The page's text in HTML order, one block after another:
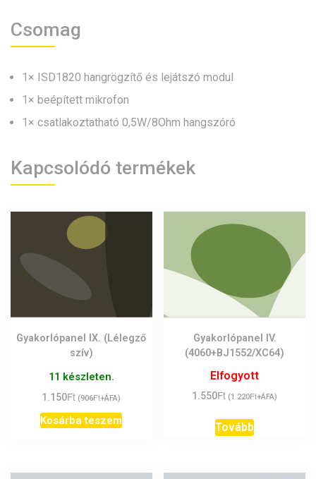
Csomag
1× ISD1820 hangrögzítő és lejátszó modul
1× beépített mikrofon
1× csatlakoztatható 0,5W/8Ohm hangszóró
Kapcsolódó termékek
Gyakorlópanel IX. (Lélegző
szív)
11 készleten.
1.150Ft (906Ft+ÁFA)
Kosárba teszem
Gyakorlópanel IV.
(4060+BJ1552/XC64)
Elfogyott
1.550Ft (1.220Ft+ÁFA)
Tovább